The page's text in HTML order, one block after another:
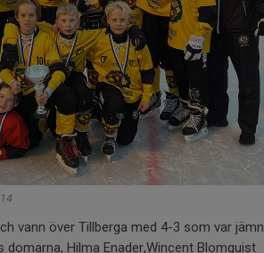
vann över Tillberga med 4-3 som var jämn
Hilma Enader,Wincent Blomquist